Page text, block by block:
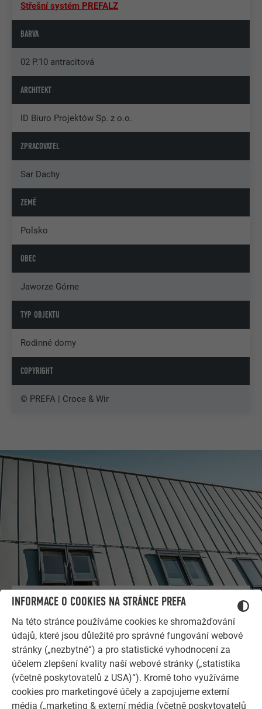
INFORMACE O COOKIES NA STRÁNCE PREFA
Na této stránce používáme cookies ke shromažďování
údajů, které jsou důležité pro správné fungování webové
stránky („nezbytné“) a pro statistické vyhodnocení za
účelem zlepšení kvality naší webové stránky („statistika
(včetně poskytovatelů z USA)“). Kromě toho využíváme
cookies pro marketingové účely a zapojujeme externí
média („marketing & externí média (včetně poskytovatelů
Střešní systém PREFALZ
BARVA
02 P.10 antracitová
ARCHITEKT
ID Biuro Projektów Sp. z o.o.
ZPRACOVATEL
Sar Dachy
ZEMĚ
Polsko
OBEC
Jaworze Górne
TYP OBJEKTU
Rodinné domy
COPYRIGHT
© PREFA | Croce & Wir
NECHTE SE INSPIROVAT
DALŠÍ OBJEKTY
Referenční galerie PREFA ukazuje, jak všestranné může
být využití hliníku. Objevte další působivé projekty s
odolnými hliníkovými řešeními PREFA pro střechy,
solární systémy a fasády.